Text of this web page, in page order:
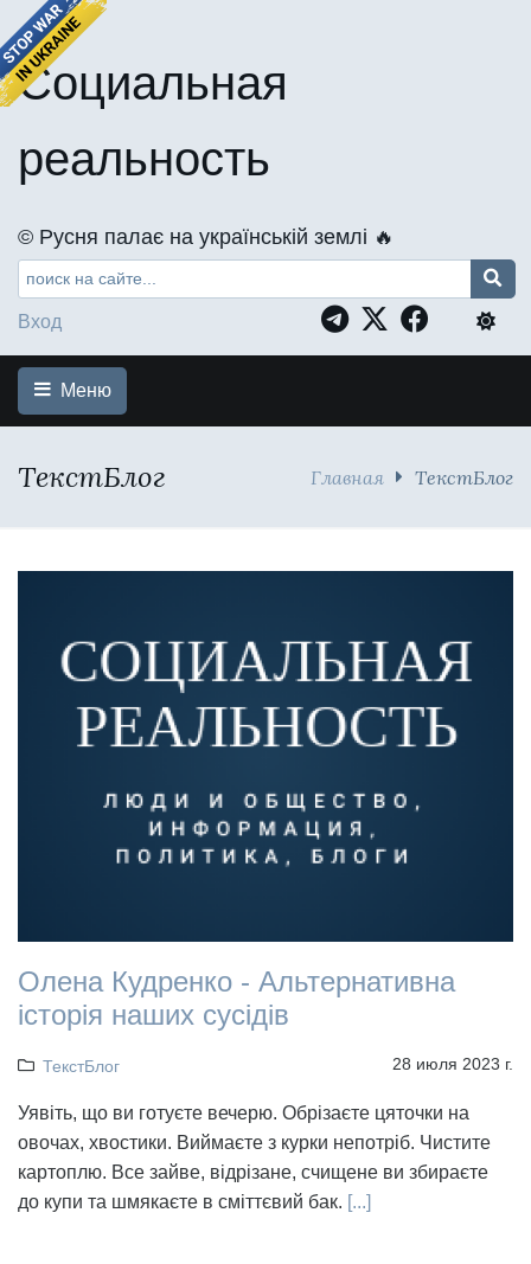
Социальная
реальность
©️ Русня палає на українській землі 🔥
Вход
Меню
ТекстБлог Главная ТекстБлог
Олена Кудренко - Альтернативна
історія наших сусідів
ТекстБлог 28 июля 2023 г.
Уявіть, що ви готуєте вечерю. Обрізаєте цяточки на
овочах, хвостики. Виймаєте з курки непотріб. Чистите
картоплю. Все зайве, відрізане, счищене ви збираєте
до купи та шмякаєте в сміттєвий бак. [...]